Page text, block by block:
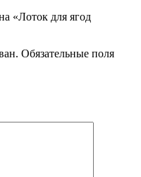
«Лоток для ягод
Обязательные поля